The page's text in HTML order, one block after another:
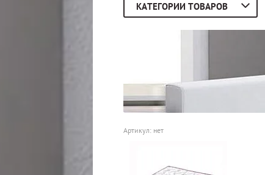
КАТЕГОРИИ ТОВАРОВ
Артикул: нет